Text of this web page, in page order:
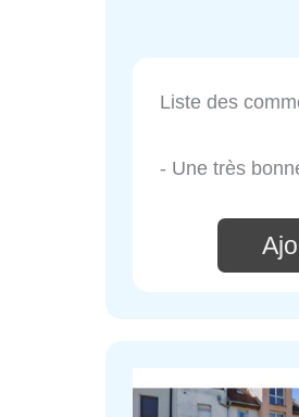
Liste des
- Une très